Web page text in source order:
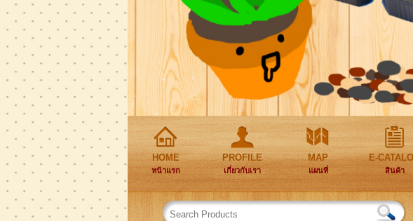
HOME
หน้าแรก
PROFILE
เกี่ยวกับเรา
MAP
แผนที่
E-
สินค้า